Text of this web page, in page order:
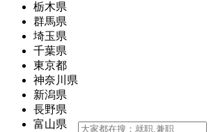
栃木県
群馬県
埼玉県
千葉県
東京都
神奈川県
新潟県
長野県
富山県